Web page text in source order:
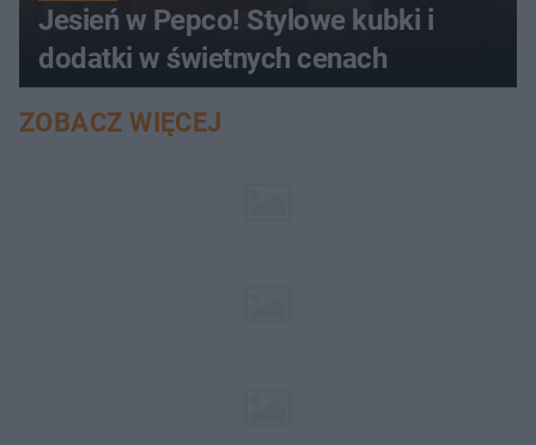
Jesień w Pepco! Stylowe kubki i
dodatki w świetnych cenach
ZOBACZ WIĘCEJ